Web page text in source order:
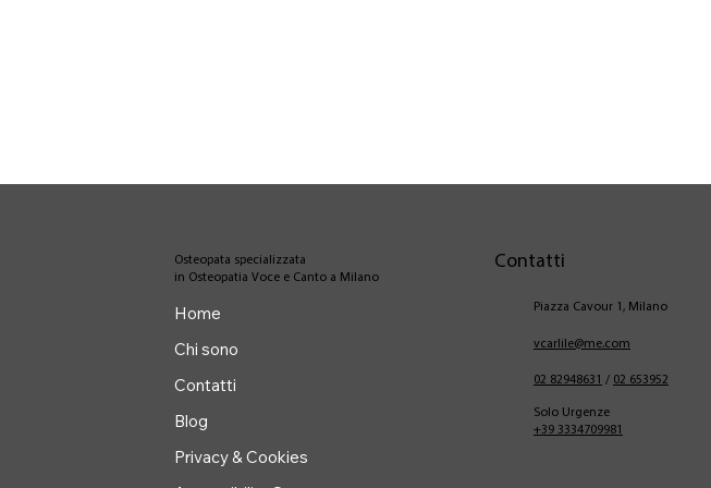
Osteopata specializzata
in Osteopatia Voce e Canto a Milano
Home
Chi sono
Contatti
Blog
Privacy & Cookies
Contatti
Piazza Cavour 1, Milano
vcarlile@me.com
02 82948631 / 02 653952
Solo Urgenze
+39 3334709981